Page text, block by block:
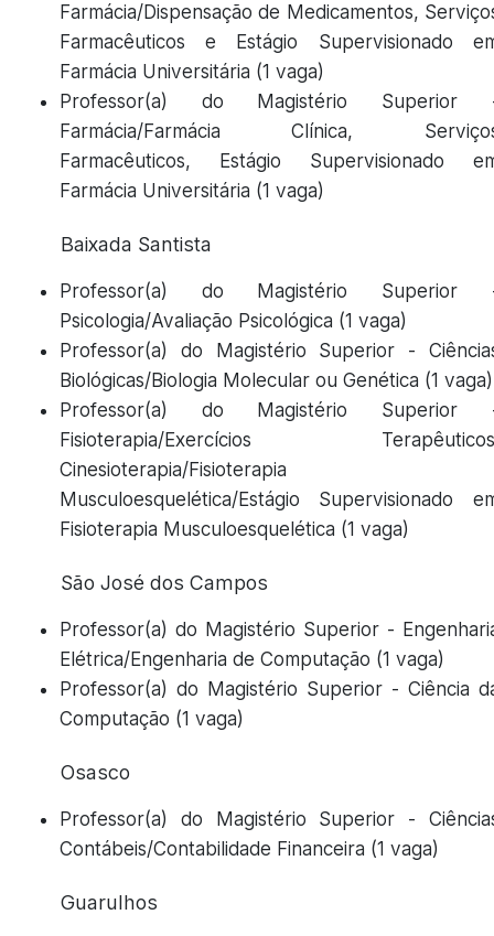
Farmácia/Dispensação de Medicamentos,
Farmacêuticos e Estágio Supervisionado
Farmácia Universitária (1 vaga)
Professor(a) do Magistério Superior
Farmácia/Farmácia Clínica,
Farmacêuticos, Estágio Supervisionado
Farmácia Universitária (1 vaga)
Baixada Santista
Professor(a) do Magistério Superior
Psicologia/Avaliação Psicológica (1 vaga)
Professor(a) do Magistério Superior -
Biológicas/Biologia Molecular ou Genética (1 vaga)
Professor(a) do Magistério Superior
Fisioterapia/Exercícios
Cinesioterapia/Fisioterapia
Musculoesquelética/Estágio Supervisionado
Fisioterapia Musculoesquelética (1 vaga)
São José dos Campos
Professor(a) do Magistério Superior -
Elétrica/Engenharia de Computação (1 vaga)
Professor(a) do Magistério Superior - Ciência
Computação (1 vaga)
Osasco
Professor(a) do Magistério Superior -
Contábeis/Contabilidade Financeira (1 vaga)
Guarulhos